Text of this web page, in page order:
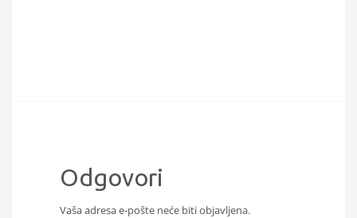
Odgovori
Vaša adresa e-pošte neće biti objavljena.